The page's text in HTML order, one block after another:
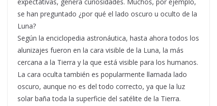
se han preguntado ¿por qué el lado oscuro u oculto de la
Luna?
Según la enciclopedia astronáutica, hasta ahora todos los
alunizajes fueron en la cara visible de la Luna, la más
cercana a la Tierra y la que está visible para los humanos.
La cara oculta también es popularmente llamada lado
oscuro, aunque no es del todo correcto, ya que la luz
solar baña toda la superficie del satélite de la Tierra.